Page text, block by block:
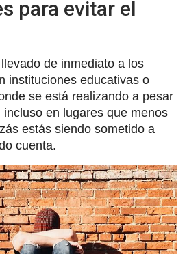
para evitar el
de inmediato a los
instituciones educativas o
se está realizando a pesar
en lugares que menos
estás siendo sometido a
cuenta.